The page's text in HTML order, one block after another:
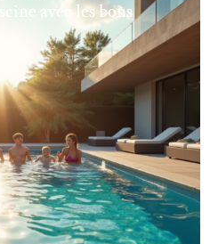
avec les bons